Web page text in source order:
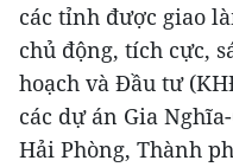
các tỉnh được giao
chủ động, tích cực,
hoạch và Đầu tư
các dự án Gia
Hải Phòng, Thành